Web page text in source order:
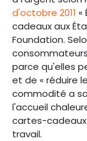
d'octobre 2011 «
cadeaux aux
Foundation.
parce qu'elles
et de « réduire
commodité a
l'accueil
cartes-
travail.